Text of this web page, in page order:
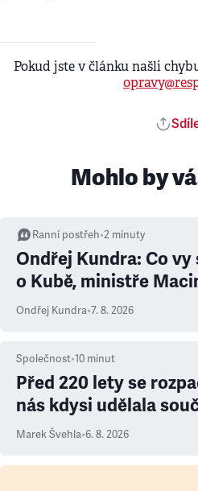
Pokud jste v článku našli
Mohlo by
Ranní postřeh•2 minuty
Ondřej Kundra: Co
o Kubě, ministře
Ondřej Kundra•7. 8. 2026
Společnost•10 minut
Před 220 lety se
nás kdysi udělala
Marek Švehla•6. 8. 2026